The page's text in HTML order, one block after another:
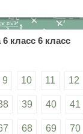
класс 6 класс
9 10 11 12
39 40 41
68 69 70